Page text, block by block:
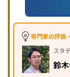
語
特徴
中
応
科
※2023年3月調査。
専門家の評価
スタ
鈴